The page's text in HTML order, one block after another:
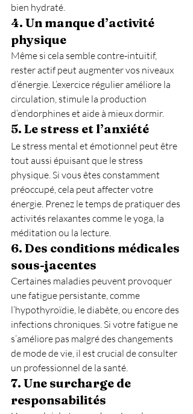
bien hydraté.
4. Un manque d’activité
physique
Même si cela semble contre-intuitif,
rester actif peut augmenter vos niveaux
d’énergie. L’exercice régulier améliore la
circulation, stimule la production
d’endorphines et aide à mieux dormir.
5. Le stress et l’anxiété
Le stress mental et émotionnel peut être
tout aussi épuisant que le stress
physique. Si vous êtes constamment
préoccupé, cela peut affecter votre
énergie. Prenez le temps de pratiquer des
activités relaxantes comme le yoga, la
méditation ou la lecture.
6. Des conditions médicales
sous-jacentes
Certaines maladies peuvent provoquer
une fatigue persistante, comme
l’hypothyroïdie, le diabète, ou encore des
infections chroniques. Si votre fatigue ne
s’améliore pas malgré des changements
de mode de vie, il est crucial de consulter
un professionnel de la santé.
7. Une surcharge de
responsabilités